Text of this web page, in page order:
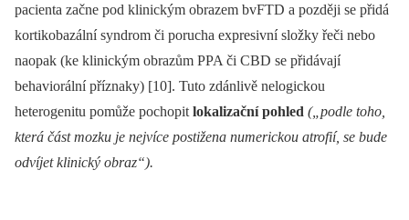
pacienta začne pod klinickým obrazem bvFTD a později se přidá
kortikobazální syndrom či porucha expresivní složky řeči nebo
naopak (ke klinickým obrazům PPA či CBD se přidávají
behaviorální příznaky) [10]. Tuto zdánlivě nelogickou
heterogenitu pomůže pochopit lokalizační pohled („podle toho,
která část mozku je nejvíce postižena numerickou atrofií, se bude
odvíjet klinický obraz“).